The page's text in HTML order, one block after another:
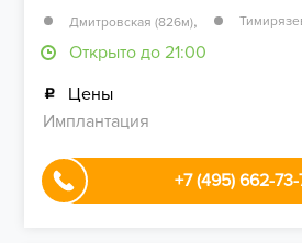
Дмитровская (826м),
Открыто до 21:00
Цены
Имплантация
+7 (495) 662-